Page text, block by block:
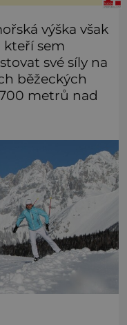
kteří měli tyto ko
výška však
kteří sem
své síly na
běžeckých
metrů nad